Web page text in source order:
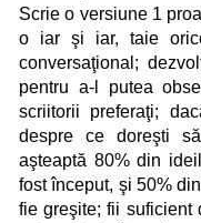
Scrie o versiune 1
o iar şi iar, taie
conversaţional;
pentru a-l putea
scriitorii preferaţi;
despre ce doreşti
aşteaptă 80% din
fost început, şi 50%
fie greşite; fii suficient